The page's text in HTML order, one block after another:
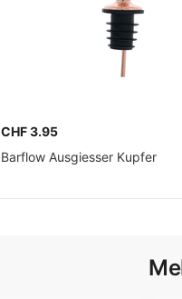
CHF 3.95
Barflow Ausgiesser Kupfer